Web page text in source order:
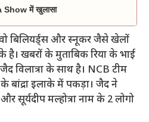
Show में खुलासा
बिलिय‌र्ड्स और स्नूकर जैसे खेलों
खबरों के मुताबिक रिया के भाई
विलात्रा के साथ है। NCB टीम
बांद्रा इलाके में पकड़ा। जैद ने
सूर्यदीप मल्होत्रा नाम के 2 लोगो